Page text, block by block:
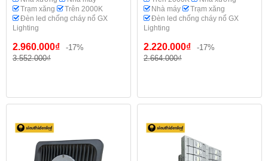
Trạm xăng
Trên 2000K
Đèn led chống cháy nổ GX
Lighting
2.960.000₫
-17%
3.552.000₫
Nhà máy
Trạm xăng
Đèn led chống cháy nổ GX
Lighting
2.220.000₫
-17%
2.664.000₫